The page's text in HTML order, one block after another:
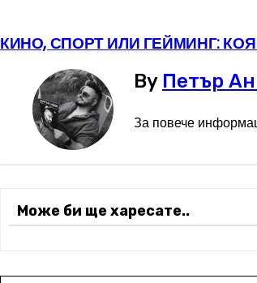
Н
а
КИНО, СПОРТ ИЛИ ГЕЙМИНГ:
By Петър
За повече
Може би ще харесате..